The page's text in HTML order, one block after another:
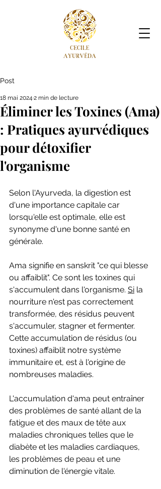
Post
Éliminer les Toxines (Ama)
: Pratiques ayurvédiques
pour détoxifier
l'organisme
18 mai 2024 2 min de lecture
Selon l'Ayurveda, la digestion est
d'une importance capitale car
lorsqu'elle est optimale, elle est
synonyme d'une bonne santé en
générale.
Ama signifie en sanskrit "ce qui blesse
ou affaiblit". Ce sont les toxines qui
s'accumulent dans l'organisme. Si la
nourriture n'est pas correctement
transformée, des résidus peuvent
s'accumuler, stagner et fermenter.
Cette accumulation de résidus (ou
toxines) affaiblit notre système
immunitaire et, est à l'origine de
nombreuses maladies.
L'accumulation d'ama peut entraîner
des problèmes de santé allant de la
fatigue et des maux de tête aux
maladies chroniques telles que le
diabète et les maladies cardiaques,
les problèmes de peau et une
diminution de l'énergie vitale.